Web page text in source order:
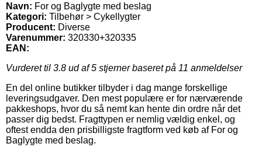
Navn: For og Baglygte med beslag
Kategori: Tilbehør > Cykellygter
Producent: Diverse
Varenummer: 320330+320335
EAN:
Vurderet til 3.8 ud af 5 stjerner baseret på 11 anmeldelser
En del online butikker tilbyder i dag mange forskellige
leveringsudgaver. Den mest populære er for nærværende
pakkeshops, hvor du så nemt kan hente din ordre når det
passer dig bedst. Fragttypen er nemlig vældig enkel, og
oftest endda den prisbilligste fragtform ved køb af For og
Baglygte med beslag.